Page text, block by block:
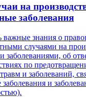
на
заболевания
важные знания о
случаями на
заболеваниями, об
по
и заболеваний,
и